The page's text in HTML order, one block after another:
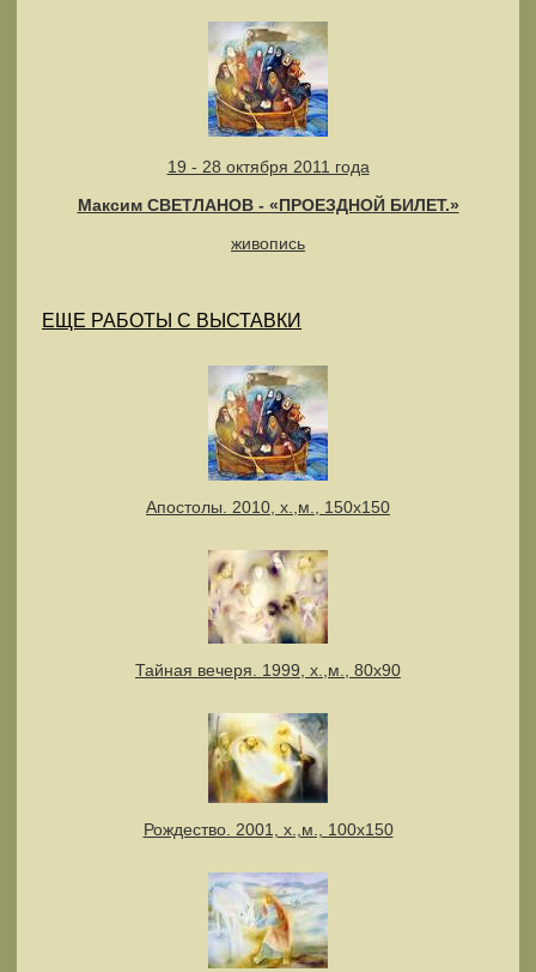
19 - 28 октября 2011 года
Максим СВЕТЛАНОВ - «ПРОЕЗДНОЙ БИЛЕТ.»
живопись
ЕЩЕ РАБОТЫ С ВЫСТАВКИ
Апостолы. 2010, х.,м., 150х150
Тайная вечеря. 1999, х.,м., 80х90
Рождество. 2001, х.,м., 100х150